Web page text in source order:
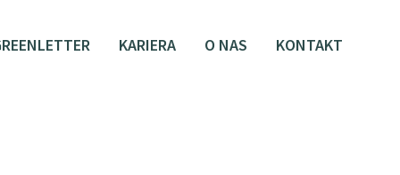
KARIERA O NAS KONTAKT